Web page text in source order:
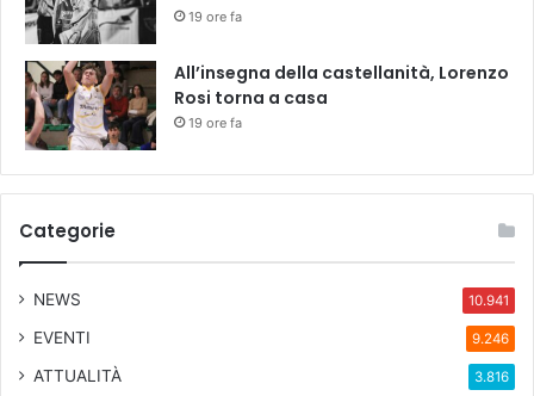
19 ore fa
All’insegna della castellanità, Lorenzo
Rosi torna a casa
19 ore fa
Categorie
NEWS 10.941
EVENTI 9.246
ATTUALITÀ 3.816